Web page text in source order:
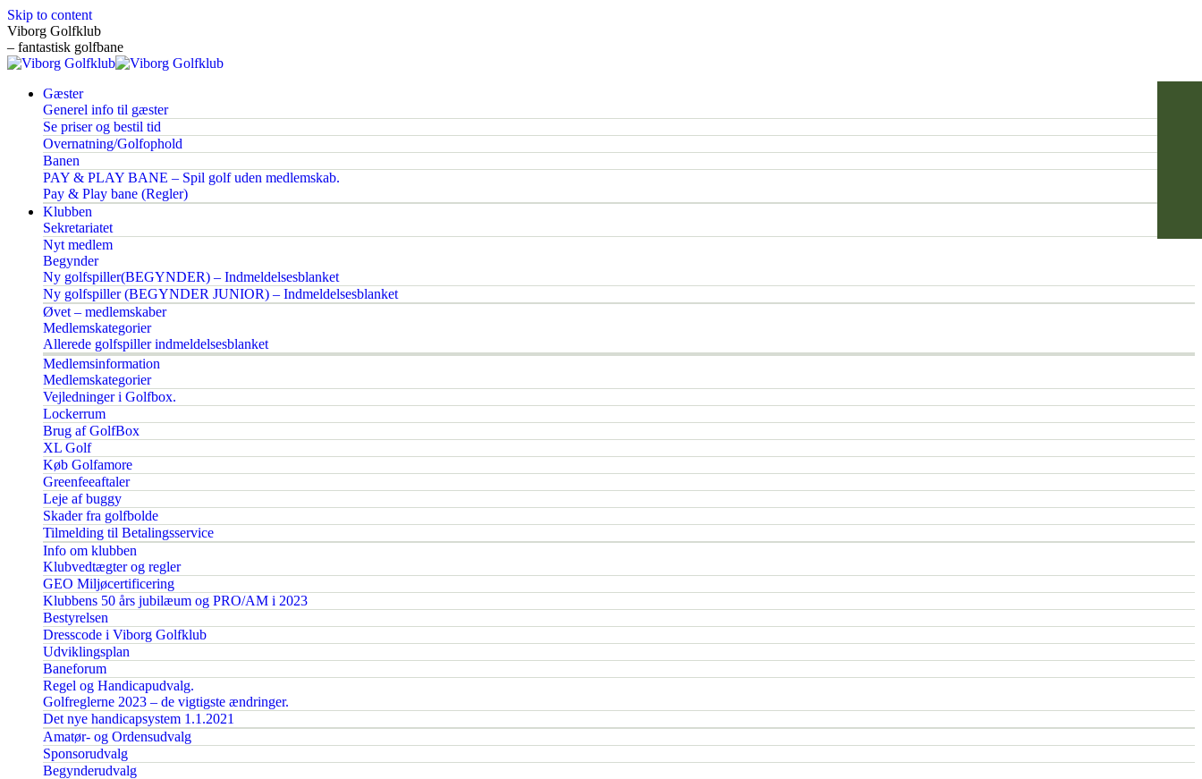
Skip to content
Viborg Golfklub
– fantastisk golfbane
Gæster
Generel info til gæster
Se priser og bestil tid
Overnatning/Golfophold
Banen
PAY & PLAY BANE – Spil golf uden medlemskab.
Pay & Play bane (Regler)
Klubben
Sekretariatet
Nyt medlem
Begynder
Ny golfspiller(BEGYNDER) – Indmeldelsesblanket
Ny golfspiller (BEGYNDER JUNIOR) – Indmeldelsesblanket
Øvet – medlemskaber
Medlemskategorier
Allerede golfspiller indmeldelsesblanket
Medlemsinformation
Medlemskategorier
Vejledninger i Golfbox.
Lockerrum
Brug af GolfBox
XL Golf
Køb Golfamore
Greenfeeaftaler
Leje af buggy
Skader fra golfbolde
Tilmelding til Betalingsservice
Info om klubben
Klubvedtægter og regler
GEO Miljøcertificering
Klubbens 50 års jubilæum og PRO/AM i 2023
Bestyrelsen
Dresscode i Viborg Golfklub
Udviklingsplan
Baneforum
Regel og Handicapudvalg.
Golfreglerne 2023 – de vigtigste ændringer.
Det nye handicapsystem 1.1.2021
Amatør- og Ordensudvalg
Sponsorudvalg
Begynderudvalg